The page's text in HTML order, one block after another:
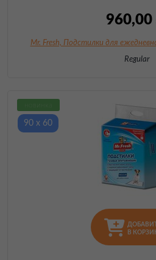
960,00
Mr. Fresh, Подстилки для
Regular
В
90 х 60